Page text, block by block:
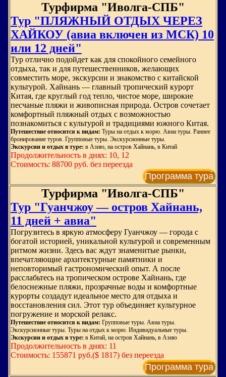
Турфирма "Иволга-СПБ"
Тур "ПЛЯЖНЫЙ ОТДЫХ ЧЕРЕЗ
ХАЙКОУ (авиа включен из МСК) 10
или 12 дней"
Тур отлично подойдет как для спокойного семейного
отдыха, так и для путешественников, желающих
совместить море, экскурсии и знакомство с китайской
культурой. Хайнань — главный тропический курорт
Китая, где круглый год тепло, чистое море, широкие
песчаные пляжи и живописная природа. Остров сочетает
комфортный пляжный отдых с возможностью
познакомиться с культурой и традициями южного Китая.
Путешествие относится к видам: Туры на отдых к морю. Авиа туры. Раннее
бронирование туров. Групповые туры. Экскурсионные туры.
Экскурсии и отдых в туре: в Азию, на остров Хайнань, в Китай
Продолжительность в днях: 10, 12
Стоимость: 88700 руб. без переезда
Программа тура
Турфирма "Иволга-СПБ"
Тур "Гуанчжоу — остров Хайнань,
11 дней + авиа"
Погрузитесь в яркую атмосферу Гуанчжоу — города с
богатой историей, уникальной культурой и современным
ритмом жизни. Здесь вас ждут знаменитые рынки,
впечатляющие архитектурные памятники и
неповторимый гастрономический опыт. А после
расслабьтесь на тропическом острове Хайнань, где
белоснежные пляжи, прозрачные воды и комфортные
курорты создадут идеальное место для отдыха и
восстановления сил. Этот тур объединяет культурное
погружение и морской релакс.
Путешествие относится к видам: Групповые туры. Авиа туры.
Экскурсионные туры. Туры на отдых к морю. Индивидуальные туры.
Экскурсии и отдых в туре: в Китай, на остров Хайнань, в Азию
Продолжительность в днях: 11
Стоимость: 155871 руб.($ 1817) без переезда
Программа тура